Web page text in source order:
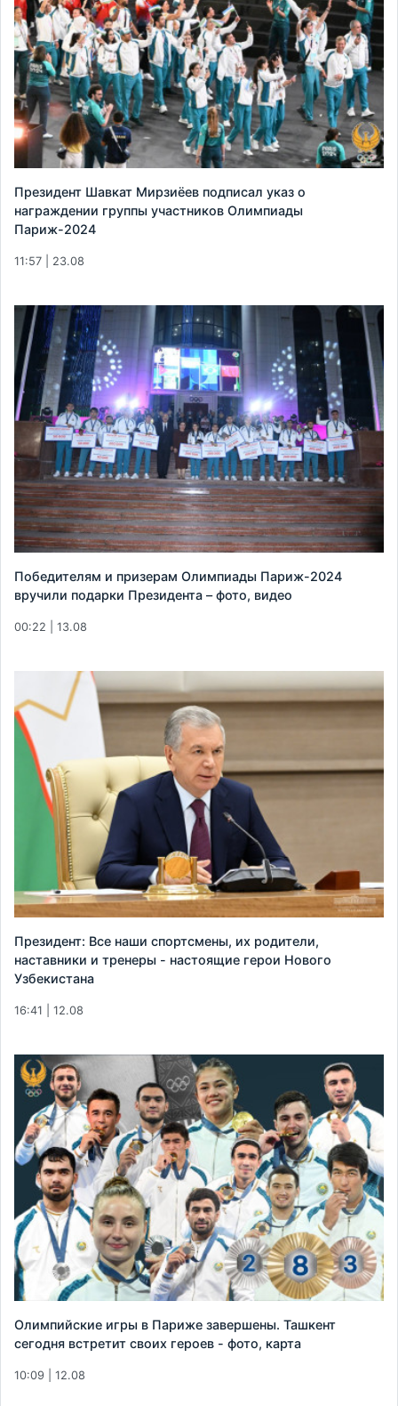
Президент Шавкат Мирзиёев подписал указ о
награждении группы участников Олимпиады
Париж-2024
11:57 | 23.08
Победителям и призерам Олимпиады Париж-2024
вручили подарки Президента – фото, видео
00:22 | 13.08
Президент: Все наши спортсмены, их родители,
наставники и тренеры - настоящие герои Нового
Узбекистана
16:41 | 12.08
Олимпийские игры в Париже завершены. Ташкент
сегодня встретит своих героев - фото, карта
10:09 | 12.08